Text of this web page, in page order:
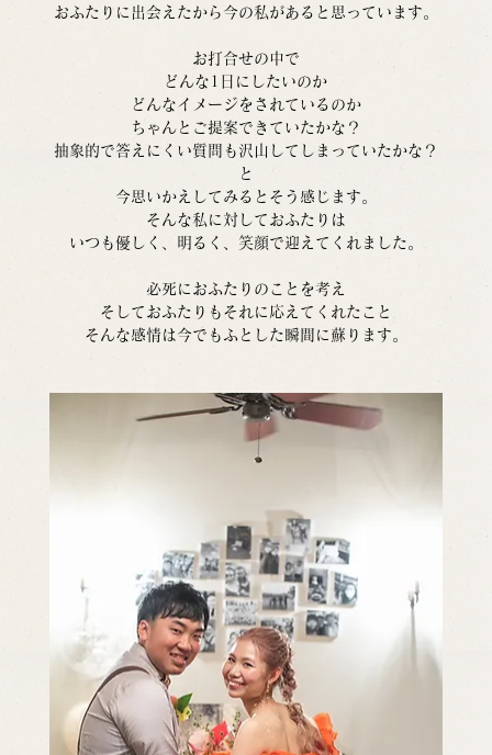
おふたりに出会えたから今の私があると思っています。
お打合せの中で
どんな1日にしたいのか
どんなイメージをされているのか
ちゃんとご提案できていたかな？
抽象的で答えにくい質問も沢山してしまっていたかな？
と
今思いかえしてみるとそう感じます。
そんな私に対しておふたりは
いつも優しく、明るく、笑顔で迎えてくれました。
必死におふたりのことを考え
そしておふたりもそれに応えてくれたこと
そんな感情は今でもふとした瞬間に蘇ります。